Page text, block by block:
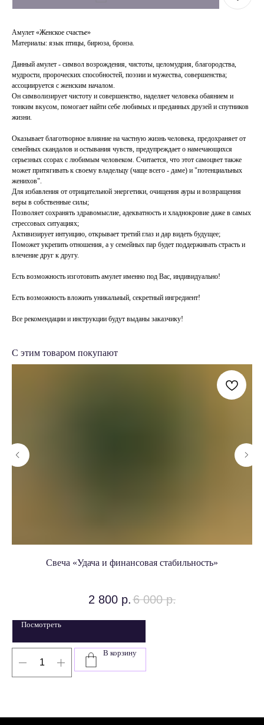
Амулет «Женское счастье»
Материалы: язык птицы, бирюза, бронза.
Данный амулет - символ возрождения, чистоты, целомудрия, благородства,
мудрости, пророческих способностей, поэзии и мужества, совершенства;
ассоциируется с женским началом.
Он символизирует чистоту и совершенство, наделяет человека обаянием и
тонким вкусом, помогает найти себе любимых и преданных друзей и спутников
жизни.
Оказывает благотворное влияние на частную жизнь человека, предохраняет от
семейных скандалов и остывания чувств, предупреждает о намечающихся
серьезных ссорах с любимым человеком. Считается, что этот самоцвет также
может притягивать к своему владельцу (чаще всего - даме) и "потенциальных
женихов".
Для избавления от отрицательной энергетики, очищения ауры и возвращения
веры в собственные силы;
Позволяет сохранять здравомыслие, адекватность и хладнокровие даже в самых
стрессовых ситуациях;
Активизирует интуицию, открывает третий глаз и дар видеть будущее;
Поможет укрепить отношения, а у семейных пар будет поддерживать страсть и
влечение друг к другу.
Есть возможность изготовить амулет именно под Вас, индивидуально!
Есть возможность вложить уникальный, секретный ингредиент!
Все рекомендации и инструкции будут выданы заказчику!
С этим товаром покупают
Свеча «Удача и финансовая стабильность»
2 800 р. 6 000 р.
Посмотреть
В корзину